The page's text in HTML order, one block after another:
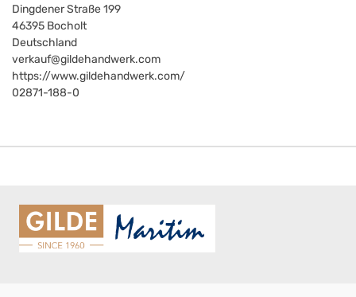
Dingdener Straße 199
46395 Bocholt
Deutschland
verkauf@gildehandwerk.com
https://www.gildehandwerk.com/
02871-188-0